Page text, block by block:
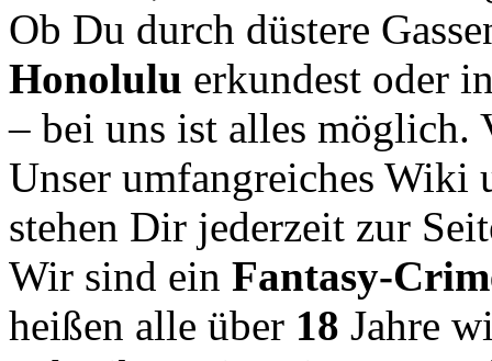
Ob Du durch düstere
Honolulu erkundest oder
– bei uns ist alles möglich.
Unser umfangreiches Wiki
stehen Dir jederzeit zur
Wir sind ein Fantasy-
heißen alle über 18 Jahre